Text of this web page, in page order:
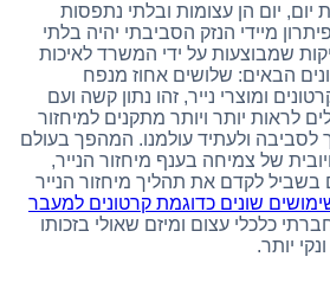
יום, יום הן עצומות ובלתי נתפסות
מיידי הנזק הסביבתי יהיה בלתי
שמבוצעות על ידי המשרד לאיכות
הבאים: שלושים אחוז מנפח
ומוצרי נייר, זהו נתון קשה ועם
לראות יותר ויותר מתקנים למיחזור
לסביבה ולעתיד עולמנו. המהפך בעולם
של צמיחה בענף מיחזור הנייר,
לקדם את תהליך מיחזור הנייר
שונים כדוגמת קרטונים למעבר
כלכלי עצום ומיזם שאולי בזכותו
יותר.